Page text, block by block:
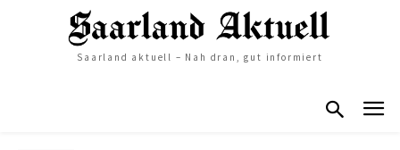
Saarland aktuell – Nah dran, gut informiert